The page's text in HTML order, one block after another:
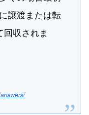
譲渡または転
収されま